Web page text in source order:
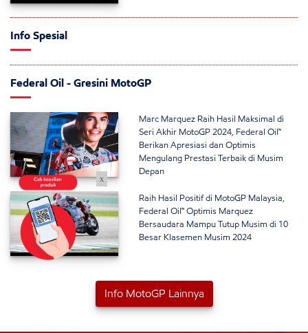
Info Spesial
Federal Oil - Gresini MotoGP
Marc Marquez Raih Hasil Maksimal di
Seri Akhir MotoGP 2024, Federal Oil™
Berikan Apresiasi dan Optimis
Mengulang Prestasi Terbaik di Musim
Depan
Raih Hasil Positif di MotoGP Malaysia,
Federal Oil™ Optimis Marquez
Bersaudara Mampu Tutup Musim di 10
Besar Klasemen Musim 2024
Info MotoGP Lainnya
x